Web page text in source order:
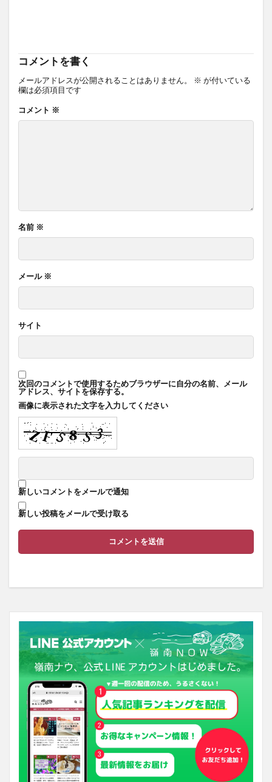
コメントを書く
メールアドレスが公開されることはありません。 ※ が付いている
欄は必須項目です
コメント ※
名前 ※
メール ※
サイト
次回のコメントで使用するためブラウザーに自分の名前、メール
アドレス、サイトを保存する。
画像に表示された文字を入力してください
新しいコメントをメールで通知
新しい投稿をメールで受け取る